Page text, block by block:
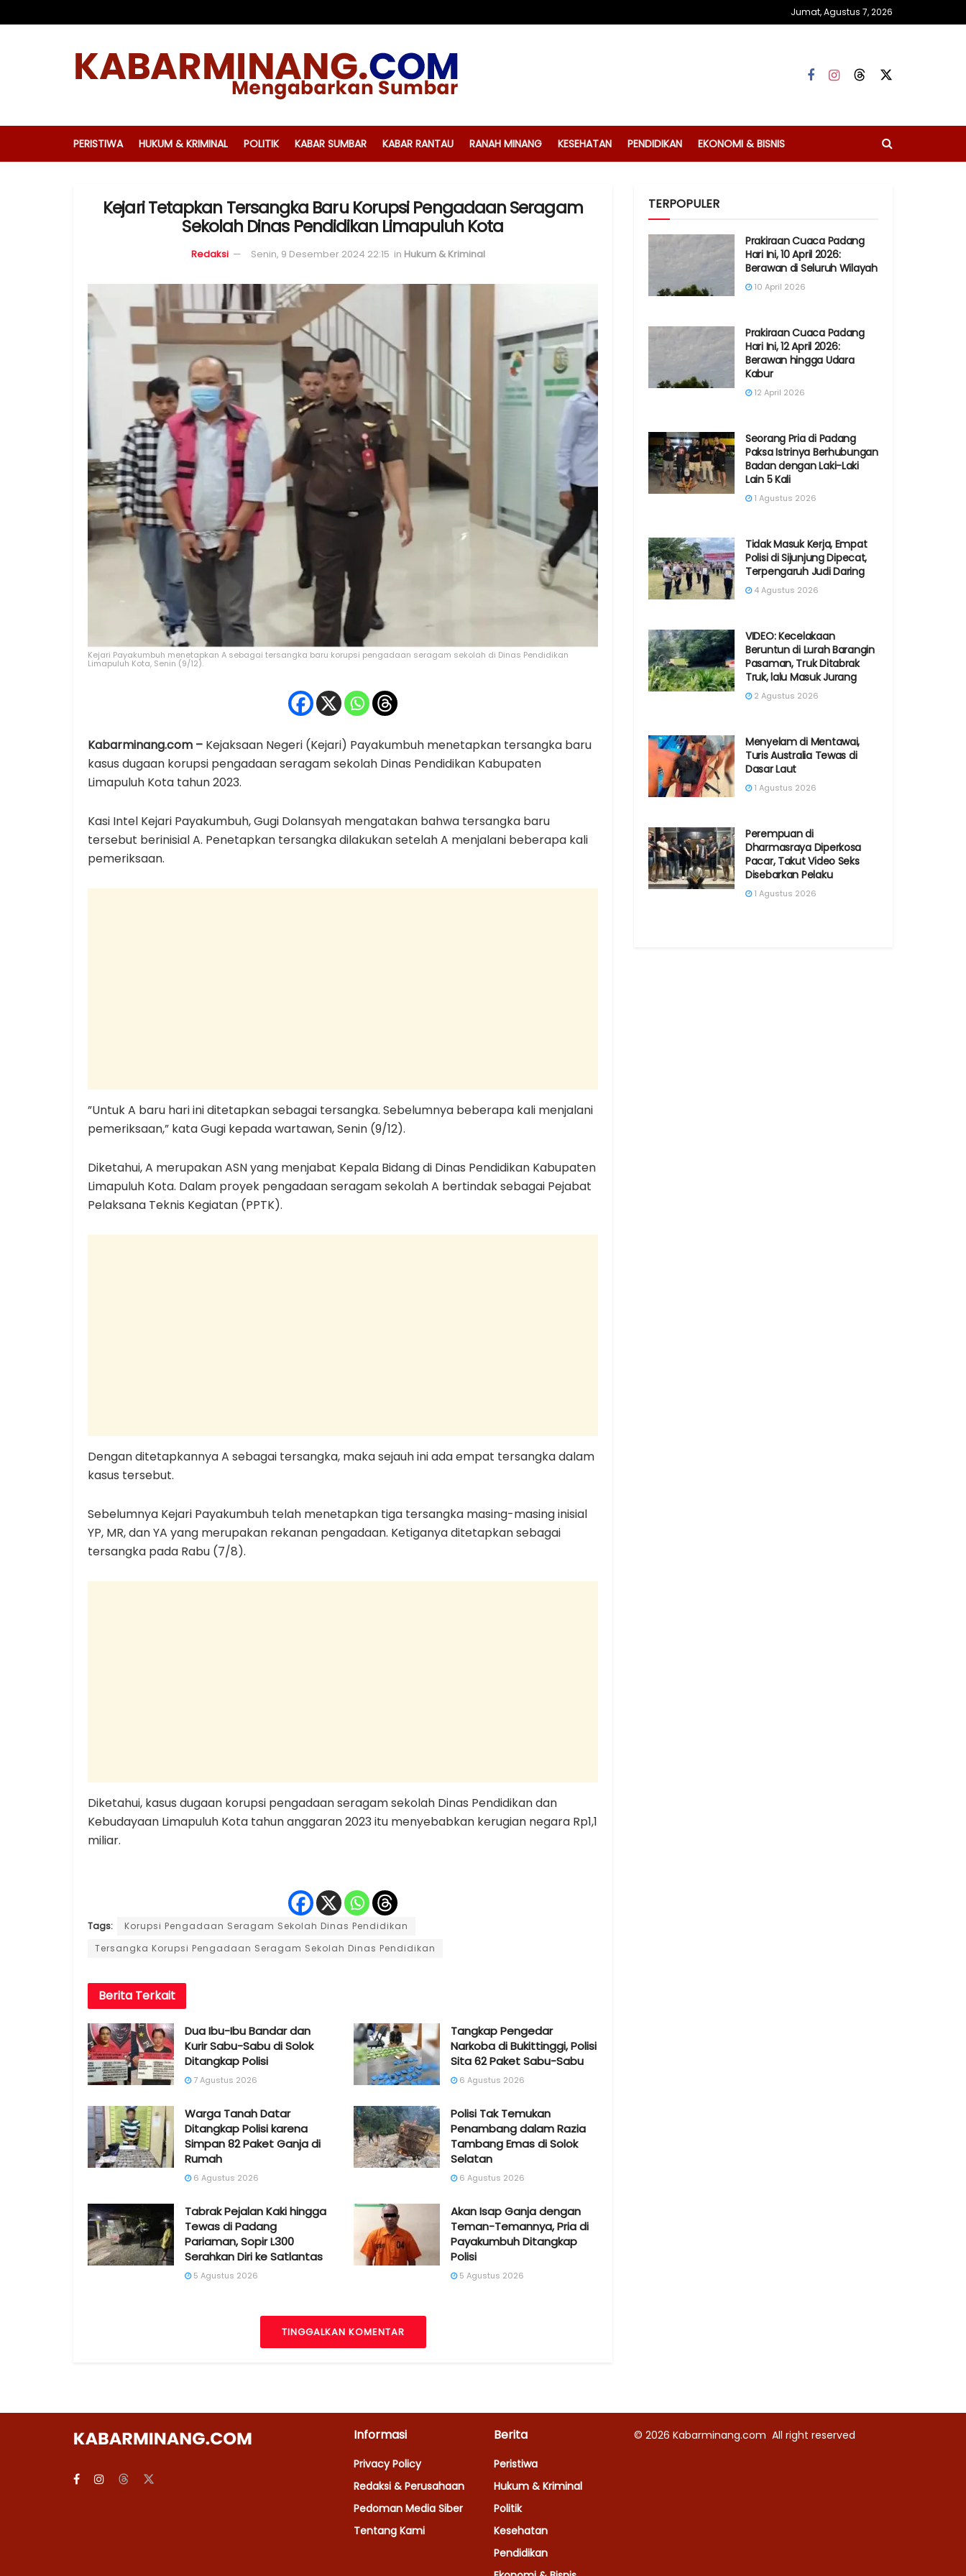
Jumat, Agustus 7, 2026
PERISTIWA HUKUM & KRIMINAL POLITIK KABAR SUMBAR KABAR RANTAU RANAH MINANG KESEHATAN PENDIDIKAN EKONOMI & BISNIS
Kejari Tetapkan Tersangka Baru Korupsi Pengadaan Seragam
Sekolah Dinas Pendidikan Limapuluh Kota
Redaksi Senin, 9 Desember 2024 22:15 in Hukum & Kriminal
Kejari Payakumbuh menetapkan A sebagai tersangka baru korupsi pengadaan seragam sekolah di Dinas Pendidikan
Limapuluh Kota, Senin (9/12).
Kabarminang.com – Kejaksaan Negeri (Kejari) Payakumbuh menetapkan tersangka baru
kasus dugaan korupsi pengadaan seragam sekolah Dinas Pendidikan Kabupaten
Limapuluh Kota tahun 2023.
Kasi Intel Kejari Payakumbuh, Gugi Dolansyah mengatakan bahwa tersangka baru
tersebut berinisial A. Penetapkan tersangka dilakukan setelah A menjalani beberapa kali
pemeriksaan.
”Untuk A baru hari ini ditetapkan sebagai tersangka. Sebelumnya beberapa kali menjalani
pemeriksaan,” kata Gugi kepada wartawan, Senin (9/12).
Diketahui, A merupakan ASN yang menjabat Kepala Bidang di Dinas Pendidikan Kabupaten
Limapuluh Kota. Dalam proyek pengadaan seragam sekolah A bertindak sebagai Pejabat
Pelaksana Teknis Kegiatan (PPTK).
Dengan ditetapkannya A sebagai tersangka, maka sejauh ini ada empat tersangka dalam
kasus tersebut.
Sebelumnya Kejari Payakumbuh telah menetapkan tiga tersangka masing-masing inisial
YP, MR, dan YA yang merupakan rekanan pengadaan. Ketiganya ditetapkan sebagai
tersangka pada Rabu (7/8).
Diketahui, kasus dugaan korupsi pengadaan seragam sekolah Dinas Pendidikan dan
Kebudayaan Limapuluh Kota tahun anggaran 2023 itu menyebabkan kerugian negara Rp1,1
miliar.
Tags:
Korupsi Pengadaan Seragam Sekolah Dinas Pendidikan
Tersangka Korupsi Pengadaan Seragam Sekolah Dinas Pendidikan
Berita Terkait
Dua Ibu-Ibu Bandar dan
Kurir Sabu-Sabu di Solok
Ditangkap Polisi
7 Agustus 2026
Tangkap Pengedar
Narkoba di Bukittinggi, Polisi
Sita 62 Paket Sabu-Sabu
6 Agustus 2026
Warga Tanah Datar
Ditangkap Polisi karena
Simpan 82 Paket Ganja di
Rumah
6 Agustus 2026
Polisi Tak Temukan
Penambang dalam Razia
Tambang Emas di Solok
Selatan
6 Agustus 2026
Tabrak Pejalan Kaki hingga
Tewas di Padang
Pariaman, Sopir L300
Serahkan Diri ke Satlantas
5 Agustus 2026
Akan Isap Ganja dengan
Teman-Temannya, Pria di
Payakumbuh Ditangkap
Polisi
5 Agustus 2026
TINGGALKAN KOMENTAR
TERPOPULER
Prakiraan Cuaca Padang
Hari Ini, 10 April 2026:
Berawan di Seluruh Wilayah
10 April 2026
Prakiraan Cuaca Padang
Hari Ini, 12 April 2026:
Berawan hingga Udara
Kabur
12 April 2026
Seorang Pria di Padang
Paksa Istrinya Berhubungan
Badan dengan Laki-Laki
Lain 5 Kali
1 Agustus 2026
Tidak Masuk Kerja, Empat
Polisi di Sijunjung Dipecat,
Terpengaruh Judi Daring
4 Agustus 2026
VIDEO: Kecelakaan
Beruntun di Lurah Barangin
Pasaman, Truk Ditabrak
Truk, lalu Masuk Jurang
2 Agustus 2026
Menyelam di Mentawai,
Turis Australia Tewas di
Dasar Laut
1 Agustus 2026
Perempuan di
Dharmasraya Diperkosa
Pacar, Takut Video Seks
Disebarkan Pelaku
1 Agustus 2026
Informasi
Privacy Policy
Redaksi & Perusahaan
Pedoman Media Siber
Tentang Kami
Berita
Peristiwa
Hukum & Kriminal
Politik
Kesehatan
Pendidikan
© 2026 Kabarminang.com All right reserved